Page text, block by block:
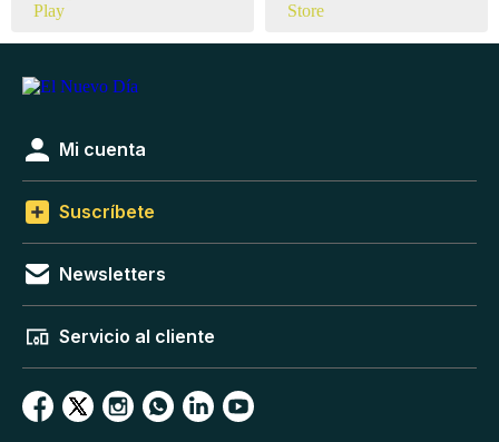
Mi cuenta
Suscríbete
Newsletters
Servicio al cliente